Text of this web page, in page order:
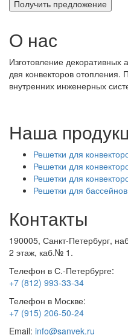
О нас
Изготовление
двя конвекторов
внутренних инженерных
Наша
Решетки для
Решетки для
Решетки для
Решетки для бассейнов
Контакты
190005, Санкт-Петербург,
2 этаж, каб.№ 1.
Телефон в С.-Петербурге:
+7 (812) 993-33-34
Телефон в Москве:
+7 (915) 206-50-24
Email: info@sanvek.ru